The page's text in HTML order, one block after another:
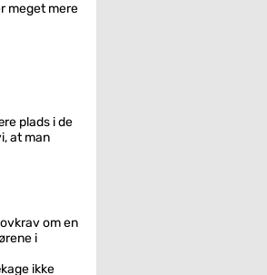
meget mere
plads i de
at man
om en
i
ikke